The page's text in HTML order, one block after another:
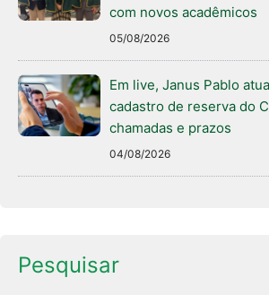
com novos acadêmicos
05/08/2026
Em live, Janus Pablo
cadastro de reserva do
chamadas e prazos
04/08/2026
Pesquisar